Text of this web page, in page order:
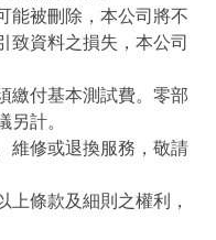
能被刪除，本公司將不
致資料之損失，本公司
繳付基本測試費。零部
另計。
維修或退換服務，敬請
上條款及細則之權利，